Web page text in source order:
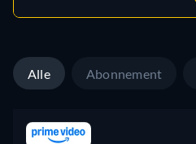
Japanisch, Polnisch,
Portugiesisch, Türkisch
Alle Abonnement